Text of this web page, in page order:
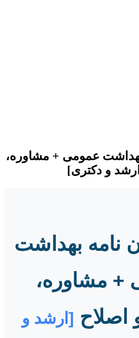
بهداشت عمومی + مشاوره،
و دکتری]
نامه بهداشت
+ مشاوره،
اصلاح [ارشد و